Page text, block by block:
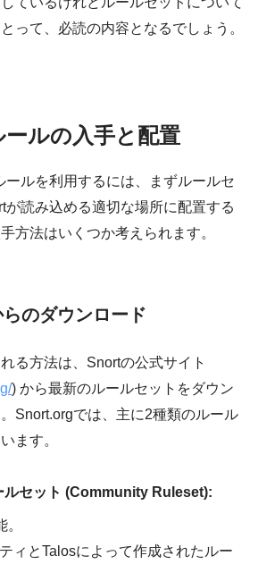
って、必読の内容となるでしょう。
ルの入手と配置
ールを利用するには、まずルールセ
が読み込める適切な場所に配置する
方法はいくつか考えられます。
のダウンロード
る方法は、Snortの公式サイト
) から最新のルールセットをダウン
Snort.orgでは、主に2種類のルール
ます。
ルセット (Community Ruleset):
ィとTalosによって作成されたルー